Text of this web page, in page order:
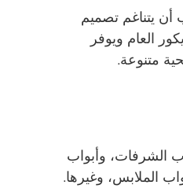
أن يتناغم تصميم
العام ويوفر
متنوعة.
الشرفات، وأبواب
الملابس، وغيرها.